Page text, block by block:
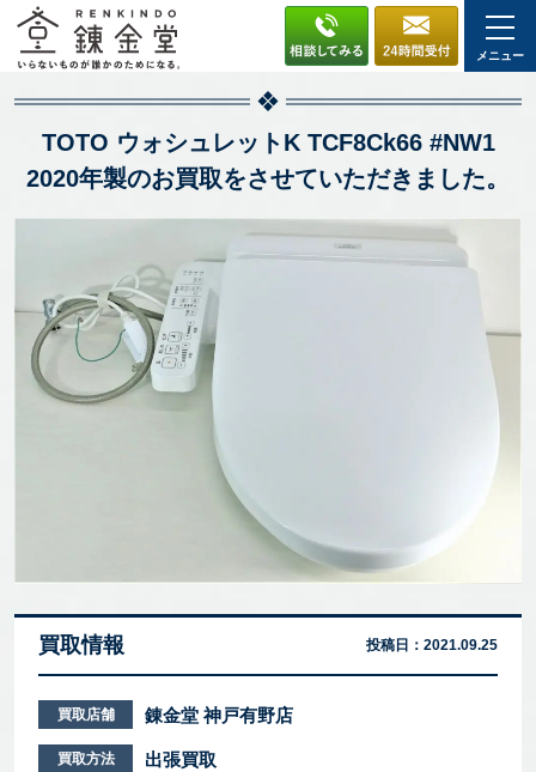
メニュー
TOTO ウォシュレットK TCF8Ck66 #NW1
2020年製のお買取をさせていただきました。
買取情報 投稿日： 2021.09.25
買取店舗 錬金堂 神戸有野店
買取方法 出張買取